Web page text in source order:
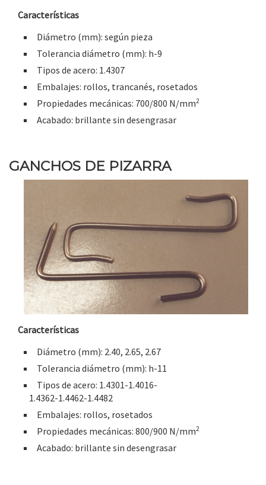
Características
Diámetro (mm): según pieza
Tolerancia diámetro (mm): h-9
Tipos de acero: 1.4307
Embalajes: rollos, trancanés, rosetados
Propiedades mecánicas: 700/800 N/mm2
Acabado: brillante sin desengrasar
GANCHOS DE PIZARRA
Características
Diámetro (mm): 2.40, 2.65, 2.67
Tolerancia diámetro (mm): h-11
Tipos de acero: 1.4301-1.4016-
1.4362-1.4462-1.4482
Embalajes: rollos, rosetados
Propiedades mecánicas: 800/900 N/mm2
Acabado: brillante sin desengrasar